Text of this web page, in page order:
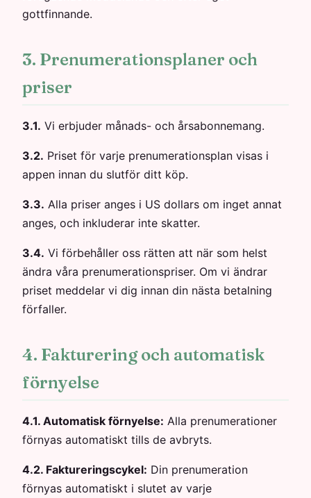
gottfinnande.
3. Prenumerationsplaner och
priser
3.1. Vi erbjuder månads- och årsabonnemang.
3.2. Priset för varje prenumerationsplan visas i
appen innan du slutför ditt köp.
3.3. Alla priser anges i US dollars om inget annat
anges, och inkluderar inte skatter.
3.4. Vi förbehåller oss rätten att när som helst
ändra våra prenumerationspriser. Om vi ändrar
priset meddelar vi dig innan din nästa betalning
förfaller.
4. Fakturering och automatisk
förnyelse
4.1. Automatisk förnyelse: Alla prenumerationer
förnyas automatiskt tills de avbryts.
4.2. Faktureringscykel: Din prenumeration
förnyas automatiskt i slutet av varje